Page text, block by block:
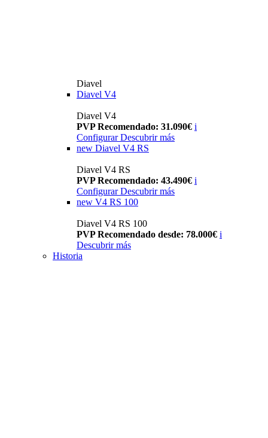
Diavel
Diavel V4
Diavel V4
PVP Recomendado: 31.090€ i
Configurar Descubrir más
new Diavel V4 RS
Diavel V4 RS
PVP Recomendado: 43.490€ i
Configurar Descubrir más
new V4 RS 100
Diavel V4 RS 100
PVP Recomendado desde: 78.000€ i
Descubrir más
Historia